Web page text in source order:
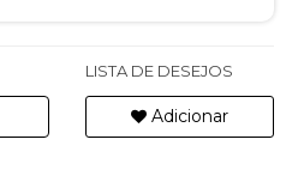
LISTA DE DESEJOS
Adicionar